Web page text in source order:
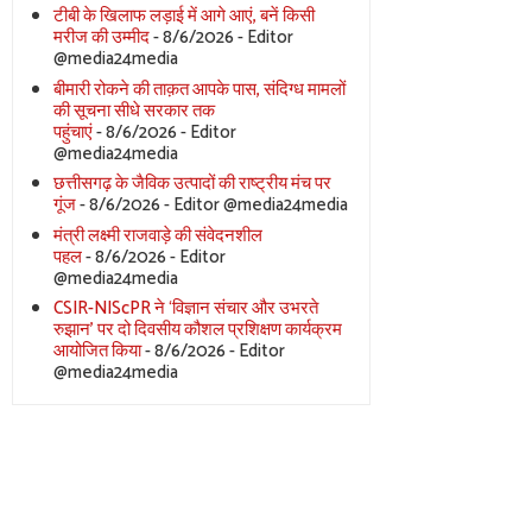
टीबी के खिलाफ लड़ाई में आगे आएं, बनें किसी
मरीज की उम्मीद- 8/6/2026- Editor
@media24media
बीमारी रोकने की ताक़त आपके पास, संदिग्ध मामलों
की सूचना सीधे सरकार तक
पहुंचाएं- 8/6/2026- Editor
@media24media
छत्तीसगढ़ के जैविक उत्पादों की राष्ट्रीय मंच पर
गूंज- 8/6/2026- Editor @media24media
मंत्री लक्ष्मी राजवाड़े की संवेदनशील
पहल- 8/6/2026- Editor
@media24media
CSIR-NIScPR ने ‘विज्ञान संचार और उभरते
रुझान’ पर दो दिवसीय कौशल प्रशिक्षण कार्यक्रम
आयोजित किया- 8/6/2026- Editor
@media24media